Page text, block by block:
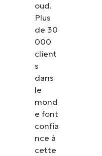
oud.
Plus
de 30
000
client
s
dans
le
mond
e font
confia
nce à
cette